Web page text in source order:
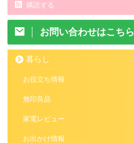
購読する
お問い合わせはこちら
暮らし
お役立ち情報
無印良品
家電レビュー
お出かけ情報